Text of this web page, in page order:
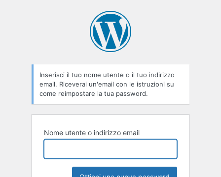
Inserisci il tuo nome utente o il tuo indirizzo
email. Riceverai un'email con le istruzioni su
come reimpostare la tua password.
Nome utente o indirizzo email